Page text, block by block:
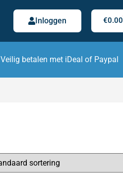
Inloggen €0.00
Veilig betalen met iDeal of Paypal